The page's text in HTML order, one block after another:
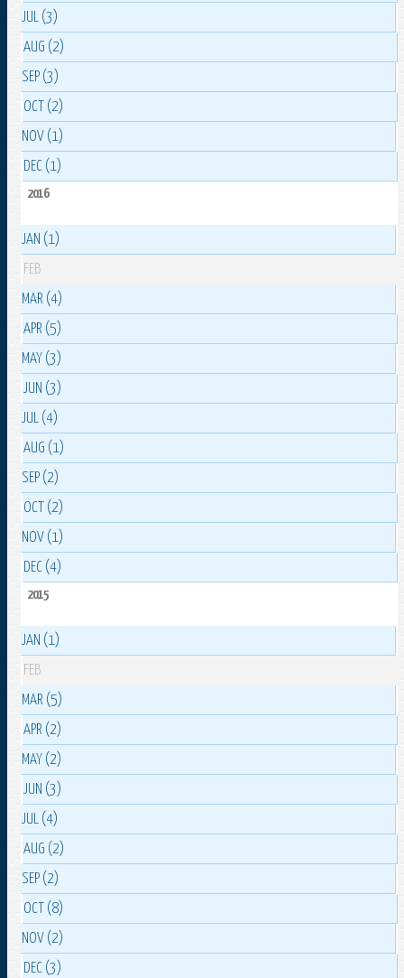
JUL (3)
AUG (2)
SEP (3)
OCT (2)
NOV (1)
DEC (1)
2016
JAN (1)
FEB
MAR (4)
APR (5)
MAY (3)
JUN (3)
JUL (4)
AUG (1)
SEP (2)
OCT (2)
NOV (1)
DEC (4)
2015
JAN (1)
FEB
MAR (5)
APR (2)
MAY (2)
JUN (3)
JUL (4)
AUG (2)
SEP (2)
OCT (8)
NOV (2)
DEC (3)